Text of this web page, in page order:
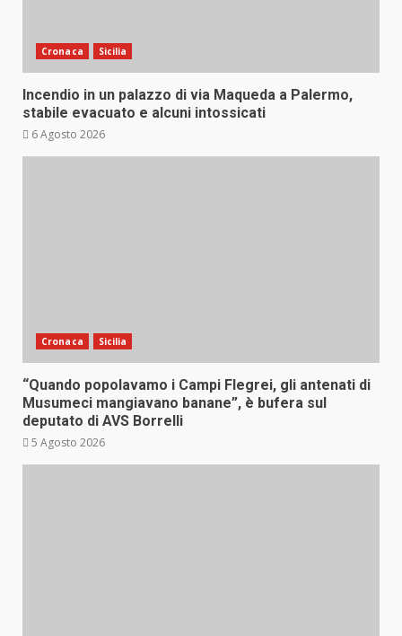
Cronaca Sicilia
Incendio in un palazzo di via Maqueda a Palermo,
stabile evacuato e alcuni intossicati
6 Agosto 2026
Cronaca Sicilia
“Quando popolavamo i Campi Flegrei, gli antenati di
Musumeci mangiavano banane”, è bufera sul
deputato di AVS Borrelli
5 Agosto 2026